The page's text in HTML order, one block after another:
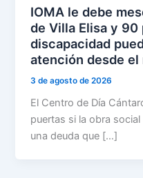
IOMA le debe
de Villa Elisa y 90
discapacidad
atención desde
3 de agosto de 2026
El Centro de Día
puertas si la obra
una deuda que […]